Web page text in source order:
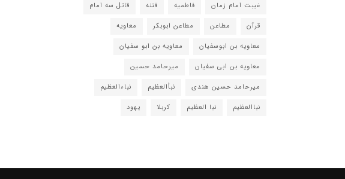
غیبت امام زمان
فاطمیه فتنه
قاتل سه امام
قرآن
مطاعن مطاعن ابوبکر
معاویه
معاویه بن ابوسفیان
معاویه بن ابو سفیان
معاویه بن ابی سفیان
میرحامد حسین
میرحامد حسین هندی
نبأالعظیم
نباءالعظیم
نباالعظیم
نبا العظیم کربلا یهود